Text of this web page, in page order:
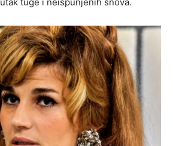
tuge i neispunjenih snova.